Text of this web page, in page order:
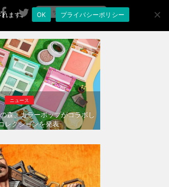
ニュース
森、カラーポップがコラボし
レクションを発表
れます。 OK プライバシーポリシー